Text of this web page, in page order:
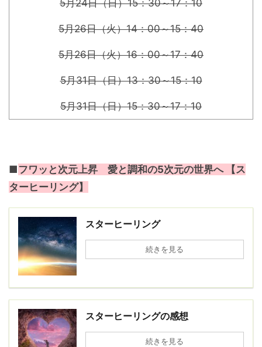
5月24日（日）15：30～17：10
5月26日（火）14：00～15：40
5月26日（火）16：00～17：40
5月31日（日）13：30～15：10
5月31日（日）15：30～17：10
■フワッと次元上昇 愛と調和の5次元の世界へ 【ス
ターヒーリング】
スターヒーリング
続きを見る
スターヒーリングの感想
続きを見る